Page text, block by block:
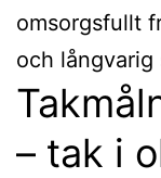
omsorgsfullt
och långvarig
– tak i